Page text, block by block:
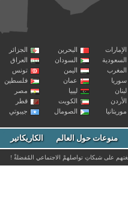
البحرين
الجزائر
السودان
العراق
اليمن
تونس
عمان
فلسطين
ليبيا
مصر
الكويت
قطر
الصومال جيبوتي
منوعات حول العالم الكاريكاتير
على شبكاتِ تواصلهمْ الاجتماعي المُفضلةْ !